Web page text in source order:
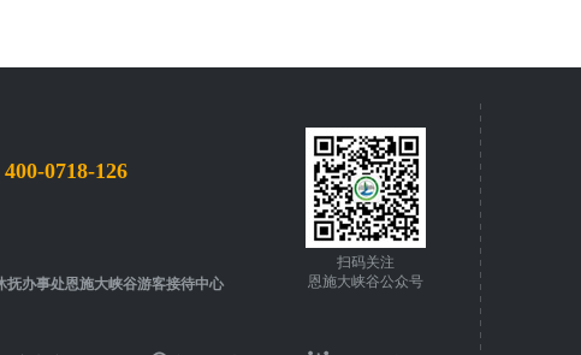
400-0718-126
抚办事处恩施大峡谷游客接待中心
扫码关注
恩施大峡谷公众号